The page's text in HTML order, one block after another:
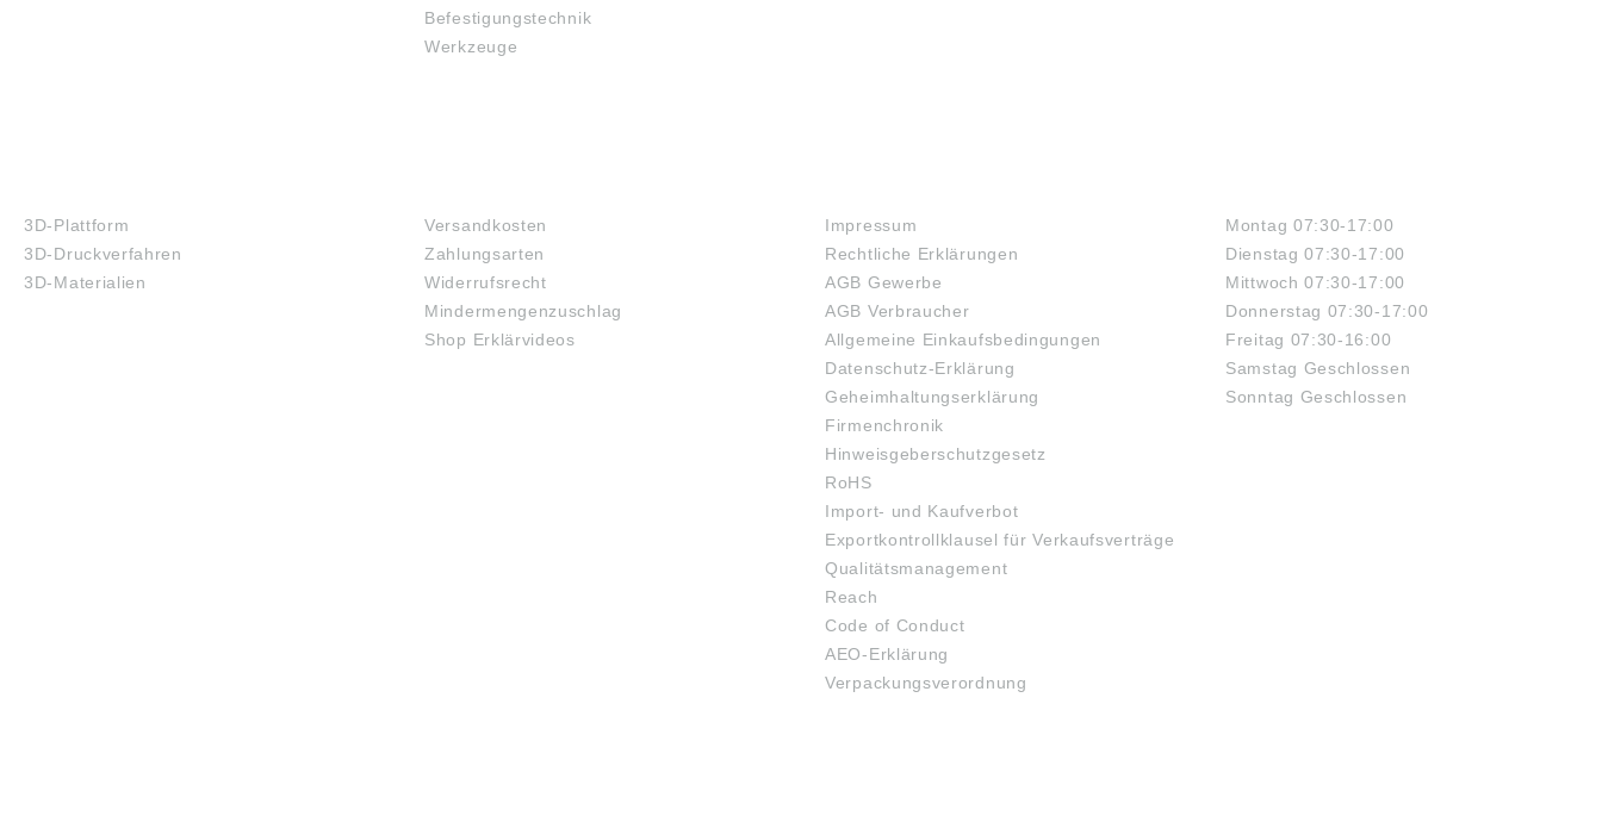
Befestigungstechnik
Werkzeuge
3D-Plattform
3D-Druckverfahren
3D-Materialien
Versandkosten
Zahlungsarten
Widerrufsrecht
Mindermengenzuschlag
Shop Erklärvideos
Impressum
Rechtliche Erklärungen
AGB Gewerbe
AGB Verbraucher
Allgemeine Einkaufsbedingungen
Datenschutz-Erklärung
Geheimhaltungserklärung
Firmenchronik
Hinweisgeberschutzgesetz
RoHS
Import- und Kaufverbot
Exportkontrollklausel für Verkaufsverträge
Qualitätsmanagement
Reach
Code of Conduct
AEO-Erklärung
Verpackungsverordnung
Montag 07:30-17:00
Dienstag 07:30-17:00
Mittwoch 07:30-17:00
Donnerstag 07:30-17:00
Freitag 07:30-16:00
Samstag Geschlossen
Sonntag Geschlossen